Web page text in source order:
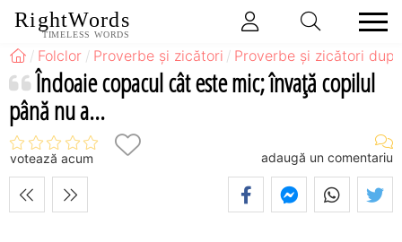
RightWords
TIMELESS WORDS
Folclor Proverbe și zicători Proverbe și zicători
Îndoaie copacul cât este mic; învaţă copilul
până nu a...
votează acum adaugă un comentariu